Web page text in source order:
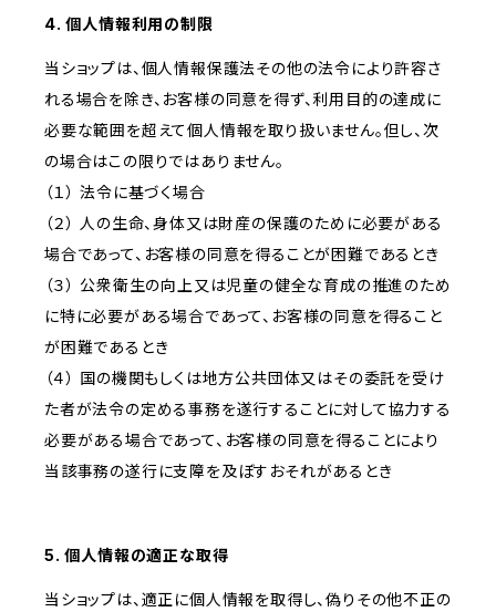
4. 個人情報利用の制限
当ショップは、個人情報保護法その他の法令により許容さ
れる場合を除き、お客様の同意を得ず、利用目的の達成に
必要な範囲を超えて個人情報を取り扱いません。但し、次
の場合はこの限りではありません。
（１） 法令に基づく場合
（２） 人の生命、身体又は財産の保護のために必要がある
場合であって、お客様の同意を得ることが困難であるとき
（３） 公衆衛生の向上又は児童の健全な育成の推進のため
に特に必要がある場合であって、お客様の同意を得ること
が困難であるとき
（４） 国の機関もしくは地方公共団体又はその委託を受け
た者が法令の定める事務を遂行することに対して協力する
必要がある場合であって、お客様の同意を得ることにより
当該事務の遂行に支障を及ぼすおそれがあるとき
5. 個人情報の適正な取得
当ショップは、適正に個人情報を取得し、偽りその他不正の